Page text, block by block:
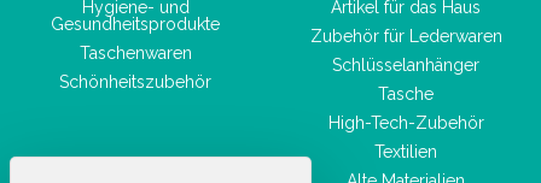
Hygiene- und
Gesundheitsprodukte
Taschenwaren
Schönheitszubehör
Artikel für das Haus
Zubehör für Lederwaren
Schlüsselanhänger
Tasche
High-Tech-Zubehör
Textilien